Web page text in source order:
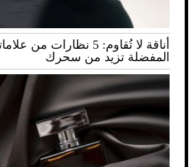
أناقة لا تُقاوم: 5 نظارات
المفضلة تزيد من سحرك